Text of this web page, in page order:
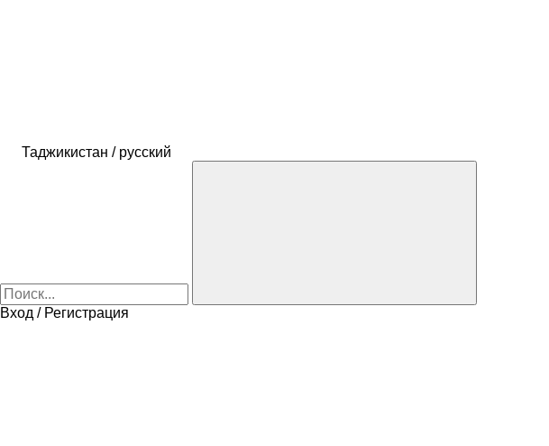
Таджикистан / русский
Вход / Регистрация